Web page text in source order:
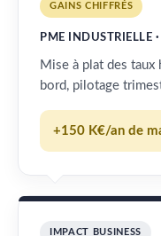
GAINS CHIFFRÉS
PME INDUSTRIELLE
Mise à plat des taux
bord, pilotage
+150 K€/an de
IMPACT BUSINESS